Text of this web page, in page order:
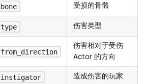
bone 受损的骨骼
type 伤害类型
from_direction
伤害相对于受伤
Actor 的方向
instigator 造成伤害的玩家